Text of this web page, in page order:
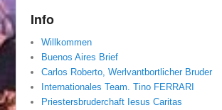
Info
Willkommen
Buenos Aires Brief
Carlos Roberto, Werlvantbortlicher Bruder
Internationales Team. Tino FERRARI
Priestersbruderchaft Iesus Caritas